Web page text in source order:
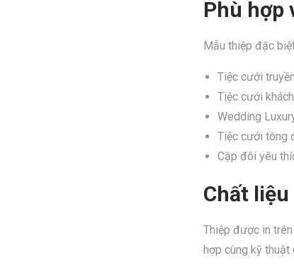
Phù hợp
Mẫu thiệp đặc
Tiệc cưới
Tiệc cưới
Wedding
Tiệc cưới tông
Cặp đôi yêu
Chất
Thiệp được in
hợp cùng kỹ